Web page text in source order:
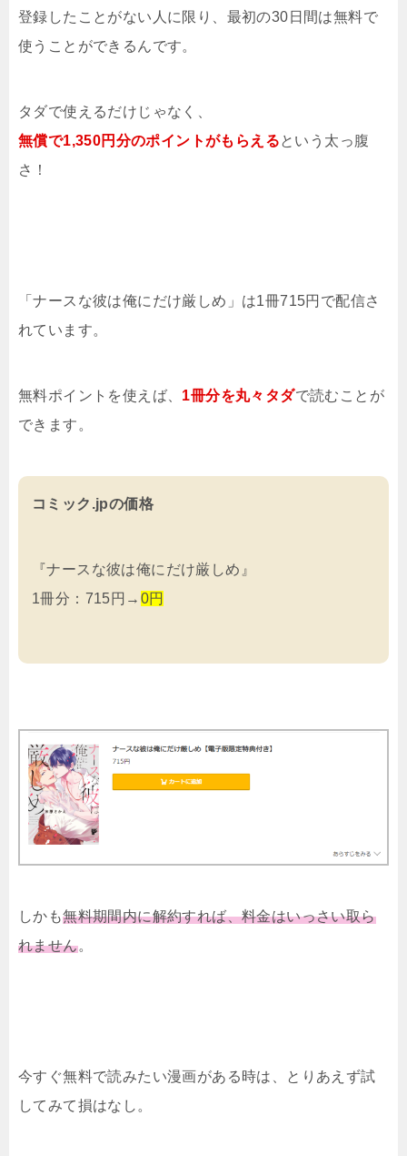
登録したことがない人に限り、最初の30日間は無料で
使うことができるんです。
タダで使えるだけじゃなく、
無償で1,350円分のポイントがもらえるという太っ腹
さ！
「ナースな彼は俺にだけ厳しめ」は1冊715円で配信さ
れています。
無料ポイントを使えば、 1冊分を丸々タダで読むことが
できます。
コミック.jpの価格
『ナースな彼は俺にだけ厳しめ』
1冊分：715円→ 0円
しかも無料期間内に解約すれば、料金はいっさい取ら
れません。
今すぐ無料で読みたい漫画がある時は、とりあえず試
してみて損はなし。